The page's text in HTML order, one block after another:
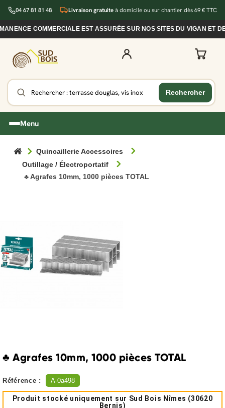
04 67 81 81 48 Livraison gratuite à domicile ou sur chantier dès 69 € TTC
COMMERCIALE EST ASSURÉE SUR NOS SITES DU VIGAN ET
Menu
Quincaillerie Accessoires
Outillage / Électroportatif
♣ Agrafes 10mm, 1000 pièces TOTAL
♣ Agrafes 10mm, 1000 pièces TOTAL
Référence : A-0a498
Produit stocké uniquement sur Sud Bois Nîmes (30620
Bernis)